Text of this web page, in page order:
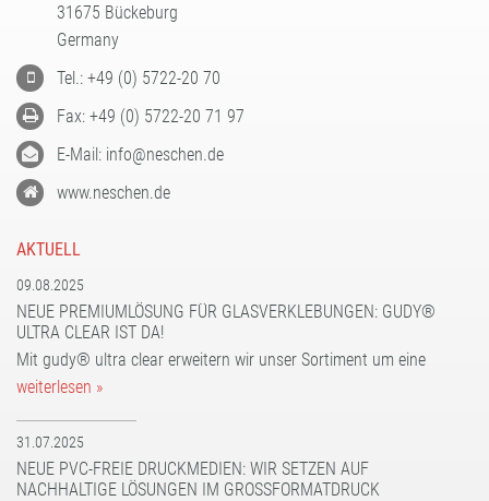
31675 Bückeburg
Germany
Tel.: +49 (0) 5722-20 70
Fax: +49 (0) 5722-20 71 97
E-Mail: info@neschen.de
www.neschen.de
AKTUELL
09.08.2025
NEUE PREMIUMLÖSUNG FÜR GLASVERKLEBUNGEN: GUDY®
ULTRA CLEAR IST DA!
Mit gudy® ultra clear erweitern wir unser Sortiment um eine
weiterlesen »
31.07.2025
NEUE PVC-FREIE DRUCKMEDIEN: WIR SETZEN AUF
NACHHALTIGE LÖSUNGEN IM GROSSFORMATDRUCK